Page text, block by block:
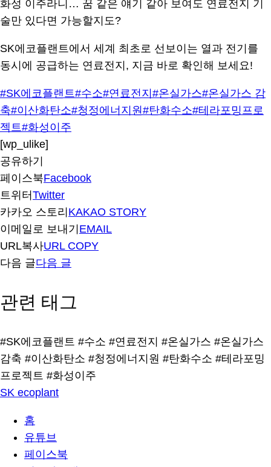
화성 이주라니… 꿈 같은 얘기 같아 보여도 연료전지 기
술만 있다면 가능할지도?
SK에코플랜트에서 세계 최초로 선보이는 열과 전기를
동시에 공급하는 연료전지, 지금 바로 확인해 보세요!
#SK에코플랜트#수소#연료전지 #온실가스#온실가스 감
축#이산화탄소#청정에너지원#탄화수소#테라포밍프로
젝트#화성이주
[wp_ulike]
공유하기
페이스북Facebook
트위터 Twitter
카카오 스토리 KAKAO STORY
이메일로 보내기 EMAIL
URL복사URL COPY
다음 글다음 글
관련 태그
#SK에코플랜트 #수소 #연료전지 #온실가스 #온실가스
감축 #이산화탄소 #청정에너지원 #탄화수소 #테라포밍
프로젝트 #화성이주
SK ecoplant
홈
유튜브
페이스북